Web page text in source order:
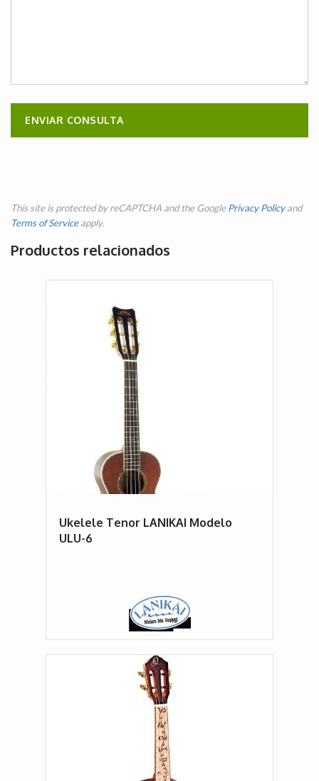
This site is protected by reCAPTCHA and the GooglePrivacy Policyand
Terms of Serviceapply.
Productos relacionados
Ukelele Tenor LANIKAI Modelo
ULU-6